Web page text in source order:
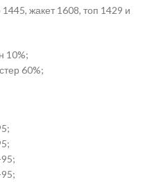
жакет 1608, топ 1429 и
10%;
60%;